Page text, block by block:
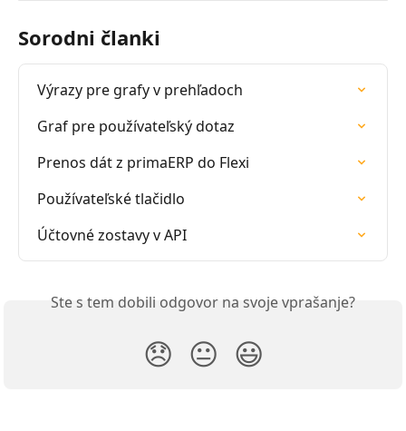
Sorodni članki
Výrazy pre grafy v prehľadoch
Graf pre používateľský dotaz
Prenos dát z primaERP do Flexi
Používateľské tlačidlo
Účtovné zostavy v API
Ste s tem dobili odgovor na svoje vprašanje?
😞 😐 😃